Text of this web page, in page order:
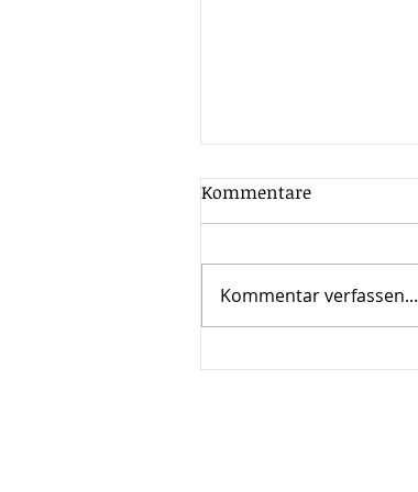
Mandanten
Kommentare
Kommentar verfassen...